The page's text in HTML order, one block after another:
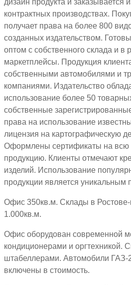
дизайн продукта и заказывается
контрактных производствах.
получает права на более 800
созданных издательством.
оптом с собственного склада и в
маркетплейсы. Продукция
собственными автомобилями и
компаниями. Издательство
использование более 50
собственные
права на использование
лицензия на картографическую
Оформлены сертификаты на всю
продукцию. Клиенты отмечают
изделий. Использование
продукции является уникальным
Офис 350кв.м. Склады в
1.000кв.м.
Офис оборудован современной
кондиционерами и оргтехникой.
штабеллерами. Автомобили ГАЗ-
включены в стоимость.